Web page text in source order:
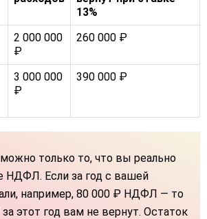
13%
2 000 000
₽
260 000 ₽
3 000 000
₽
390 000 ₽
только то, что вы реально
НДФЛ. Если за год с вашей
например, 80 000 ₽ НДФЛ — то
этот год вам не вернут. Остаток